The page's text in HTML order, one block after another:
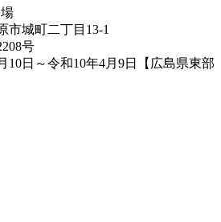
市城町二丁目13-1
号
10日～令和10年4月9日【広島県東部